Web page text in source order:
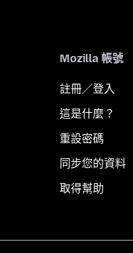
Mozilla 帳號
註冊／登入
這是什麼？
重設密碼
同步您的資料
取得幫助